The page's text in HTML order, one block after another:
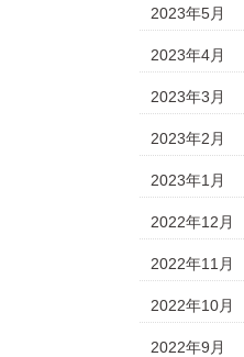
2023年5月
2023年4月
2023年3月
2023年2月
2023年1月
2022年12月
2022年11月
2022年10月
2022年9月